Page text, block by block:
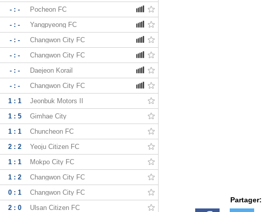
- : - Pocheon FC
- : - Yangpyeong FC
- : - Changwon City FC
- : - Changwon City FC
- : - Daejeon Korail
- : - Changwon City FC
1 : 1 Jeonbuk Motors II
1 : 5 Gimhae City
1 : 1 Chuncheon FC
2 : 2 Yeoju Citizen FC
1 : 1 Mokpo City FC
1 : 2 Changwon City FC
0 : 1 Changwon City FC
2 : 0 Ulsan Citizen FC
Partager: